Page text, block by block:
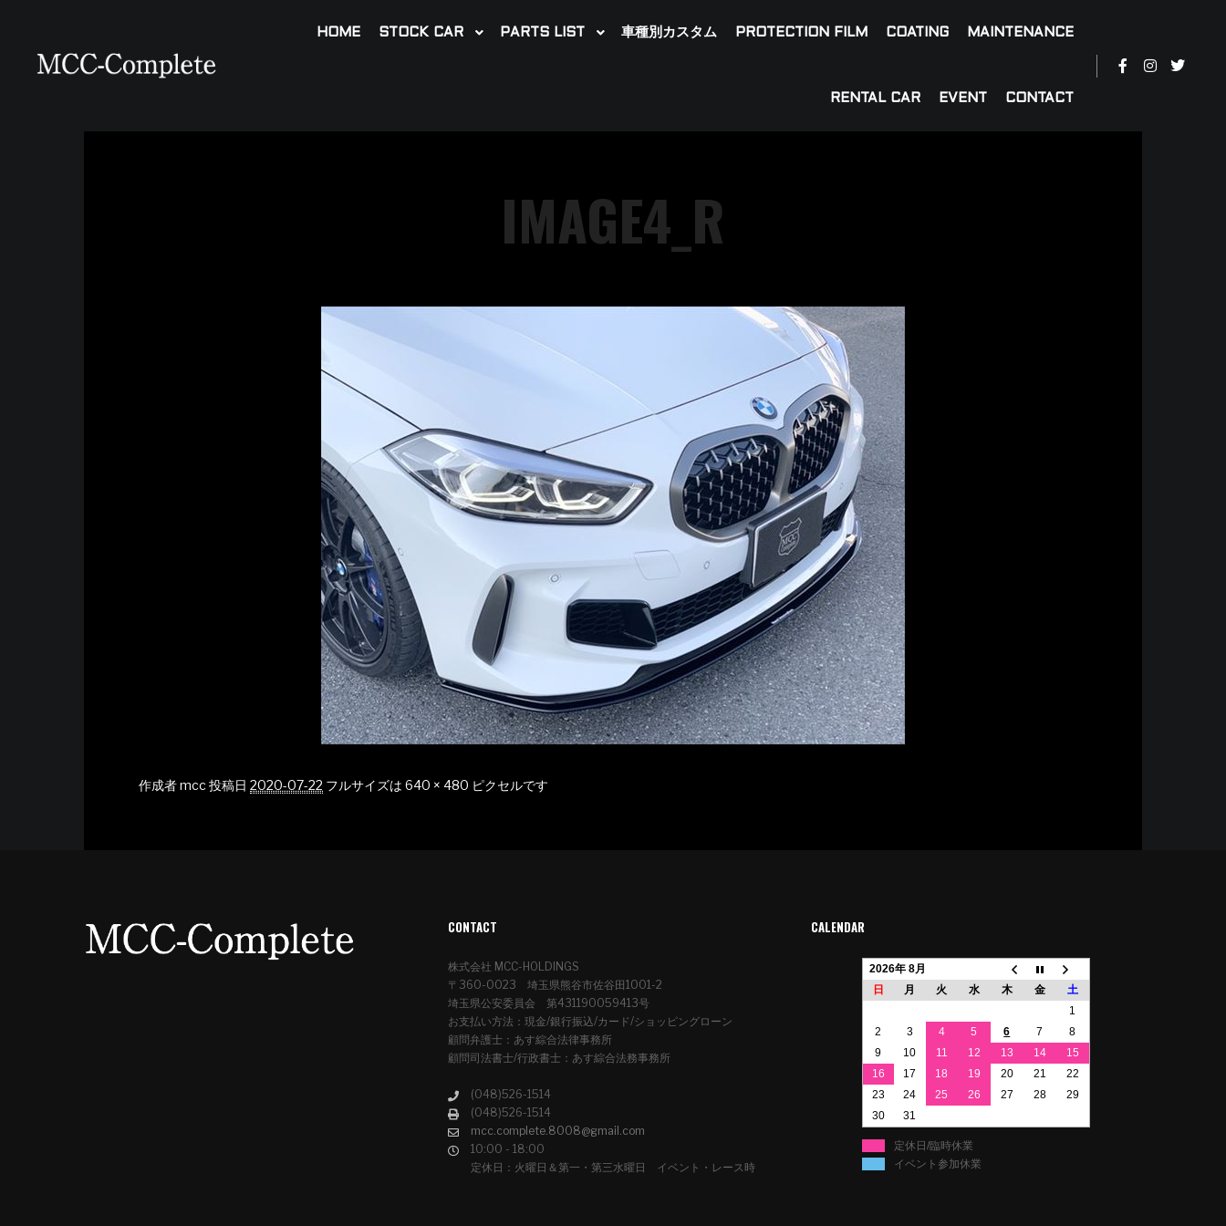
HOME STOCK CAR PARTS LIST 車種別カスタム PROTECTION FILM COATING MAINTENANCE
RENTAL CAR EVENT CONTACT
IMAGE4_R
作成者mcc投稿日 2020-07-22 フルサイズは 640 × 480 ピクセルです
CONTACT
株式会社 MCC-HOLDINGS
〒360-0023 埼玉県熊谷市佐谷田1001-2
埼玉県公安委員会 第431190059413号
お支払い方法：現金/銀行振込/カード/ショッピングローン
顧問弁護士：あす綜合法律事務所
顧問司法書士/行政書士：あす綜合法務事務所
(048)526-1514
(048)526-1514
mcc.complete.8008@gmail.com
10:00 - 18:00
定休日：火曜日＆第一・第三水曜日 イベント・レース時
CALENDAR
2026年 8月
日
月 火 水 木 金
土
1
2
3 4 5 6 7
8
9
10 11 12 13 14
15
16
17 18 19 20 21
22
23
24 25 26 27 28
29
30
31
定休日/臨時休業
イベント参加休業